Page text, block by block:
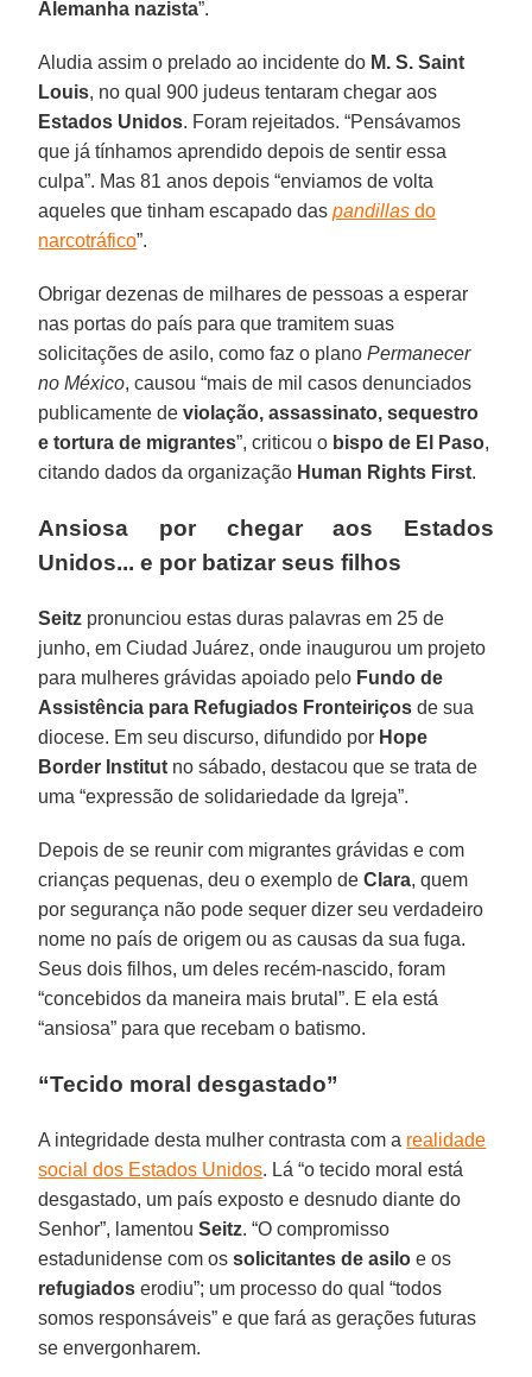
Alemanha nazista”.
Aludia assim o prelado ao incidente do M. S. Saint
Louis, no qual 900 judeus tentaram chegar aos
Estados Unidos. Foram rejeitados. “Pensávamos
que já tínhamos aprendido depois de sentir essa
culpa”. Mas 81 anos depois “enviamos de volta
aqueles que tinham escapado daspandillas do
narcotráfico”.
Obrigar dezenas de milhares de pessoas a esperar
nas portas do país para que tramitem suas
solicitações de asilo, como faz o planoPermanecer
no México, causou “mais de mil casos denunciados
publicamente deviolação, assassinato, sequestro
e tortura de migrantes”, criticou o bispo de El Paso,
citando dados da organização Human Rights First.
Ansiosa por chegar aos Estados
Unidos... e por batizar seus filhos
Seitz pronunciou estas duras palavras em 25 de
junho, em Ciudad Juárez, onde inaugurou um projeto
para mulheres grávidas apoiado pelo Fundo de
Assistência para Refugiados Fronteiriços de sua
diocese. Em seu discurso, difundido por Hope
Border Institut no sábado, destacou que se trata de
uma “expressão de solidariedade da Igreja”.
Depois de se reunir com migrantes grávidas e com
crianças pequenas, deu o exemplo deClara, quem
por segurança não pode sequer dizer seu verdadeiro
nome no país de origem ou as causas da sua fuga.
Seus dois filhos, um deles recém-nascido, foram
“concebidos da maneira mais brutal”. E ela está
“ansiosa” para que recebam o batismo.
“Tecido moral desgastado”
A integridade desta mulher contrasta com a realidade
social dos Estados Unidos. Lá “o tecido moral está
desgastado, um país exposto e desnudo diante do
Senhor”, lamentouSeitz. “O compromisso
estadunidense com ossolicitantes de asilo e os
refugiados erodiu”; um processo do qual “todos
somos responsáveis” e que fará as gerações futuras
se envergonharem.